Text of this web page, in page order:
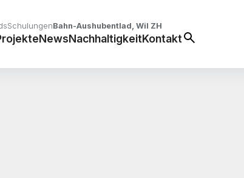
SchulungenBahn-Aushubentlad, Wil ZH
NewsNachhaltigkeitKontakt